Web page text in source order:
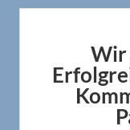
Wir